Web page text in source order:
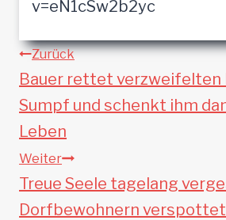
v=eN1cSw2b2yc
Beitragsnavigation
Zurück
Bauer rettet verzweifelten
Sumpf und schenkt ihm
Leben
Weiter
Treue Seele tagelang
Dorfbewohnern